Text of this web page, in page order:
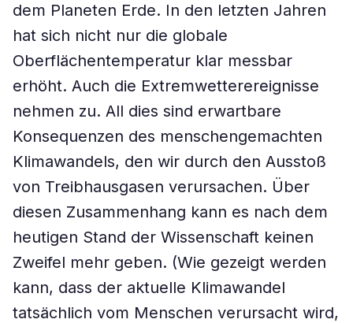
dem Planeten Erde. In den letzten Jahren
hat sich nicht nur die globale
Oberflächentemperatur klar messbar
erhöht. Auch die Extremwetterereignisse
nehmen zu. All dies sind erwartbare
Konsequenzen des menschengemachten
Klimawandels, den wir durch den Ausstoß
von Treibhausgasen verursachen. Über
diesen Zusammenhang kann es nach dem
heutigen Stand der Wissenschaft keinen
Zweifel mehr geben. (Wie gezeigt werden
kann, dass der aktuelle Klimawandel
tatsächlich vom Menschen verursacht wird,